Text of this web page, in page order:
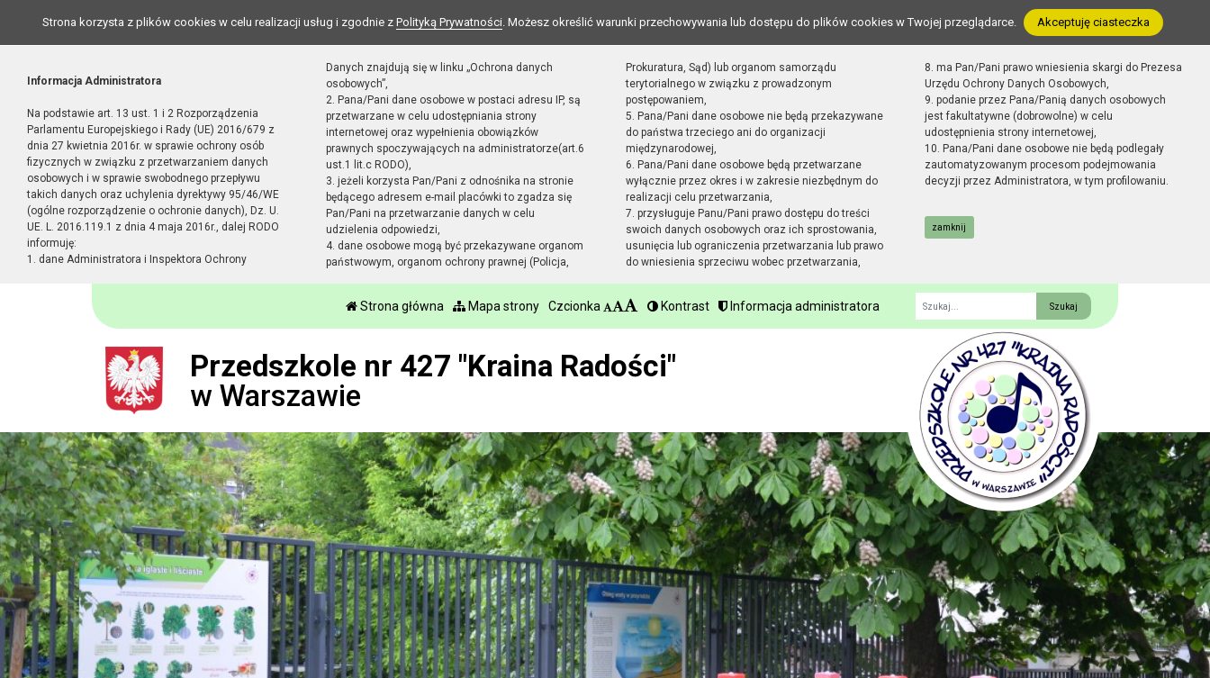
Strona korzysta z plików cookies w celu realizacji usług i zgodnie z Polityką Prywatności. Możesz określić warunki przechowywania lub dostępu do plików cookies w Twojej przeglądarce. Akceptuję ciasteczka
Informacja Administratora
Na podstawie art. 13 ust. 1 i 2 Rozporządzenia
Parlamentu Europejskiego i Rady (UE) 2016/679 z
dnia 27 kwietnia 2016r. w sprawie ochrony osób
fizycznych w związku z przetwarzaniem danych
osobowych i w sprawie swobodnego przepływu
takich danych oraz uchylenia dyrektywy 95/46/WE
(ogólne rozporządzenie o ochronie danych), Dz. U.
UE. L. 2016.119.1 z dnia 4 maja 2016r., dalej RODO
informuję:
1. dane Administratora i Inspektora Ochrony
Danych znajdują się w linku „Ochrona danych
osobowych”,
2. Pana/Pani dane osobowe w postaci adresu IP, są
przetwarzane w celu udostępniania strony
internetowej oraz wypełnienia obowiązków
prawnych spoczywających na administratorze(art.6
ust.1 lit.c RODO),
3. jeżeli korzysta Pan/Pani z odnośnika na stronie
będącego adresem e-mail placówki to zgadza się
Pan/Pani na przetwarzanie danych w celu
udzielenia odpowiedzi,
4. dane osobowe mogą być przekazywane organom
państwowym, organom ochrony prawnej (Policja,
Prokuratura, Sąd) lub organom samorządu
terytorialnego w związku z prowadzonym
postępowaniem,
5. Pana/Pani dane osobowe nie będą przekazywane
do państwa trzeciego ani do organizacji
międzynarodowej,
6. Pana/Pani dane osobowe będą przetwarzane
wyłącznie przez okres i w zakresie niezbędnym do
realizacji celu przetwarzania,
7. przysługuje Panu/Pani prawo dostępu do treści
swoich danych osobowych oraz ich sprostowania,
usunięcia lub ograniczenia przetwarzania lub prawo
do wniesienia sprzeciwu wobec przetwarzania,
8. ma Pan/Pani prawo wniesienia skargi do Prezesa
Urzędu Ochrony Danych Osobowych,
9. podanie przez Pana/Panią danych osobowych
jest fakultatywne (dobrowolne) w celu
udostępnienia strony internetowej,
10. Pana/Pani dane osobowe nie będą podlegały
zautomatyzowanym procesom podejmowania
decyzji przez Administratora, w tym profilowaniu.
zamknij
Strona główna Mapa strony Czcionka Kontrast Informacja administratora
Fraza
Przedszkole nr 427 "Kraina Radości"
w Warszawie